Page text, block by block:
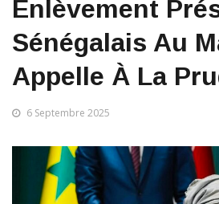
Enlèvement
Sénégalais Au
Appelle À La
6 Septembre 2025